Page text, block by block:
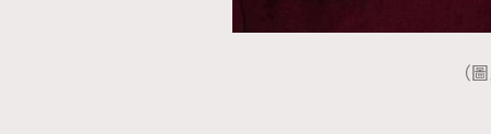
本人願意接收新傳媒集團的最新消息及其他宣
（